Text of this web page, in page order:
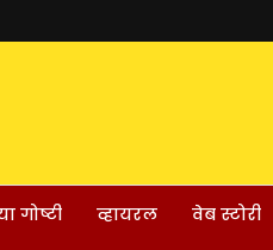
गोष्टी व्हायरल वेब स्टोरी